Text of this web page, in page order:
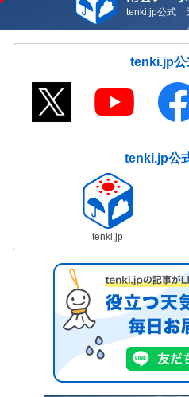
tenki.jp公式
tenki.jp公
tenki.jp公
tenki.jp